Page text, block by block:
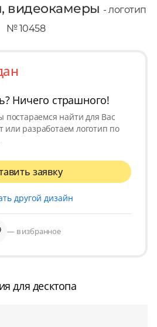
видеокамеры - логотип
№ 10458
Ничего страшного!
постараемся найти для Вас
разработаем логотип по
заявку
другой дизайн
— в избранное
для десктопа